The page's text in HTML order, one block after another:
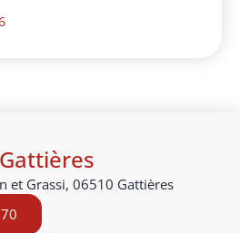
et Grassi, 06510 Gattières